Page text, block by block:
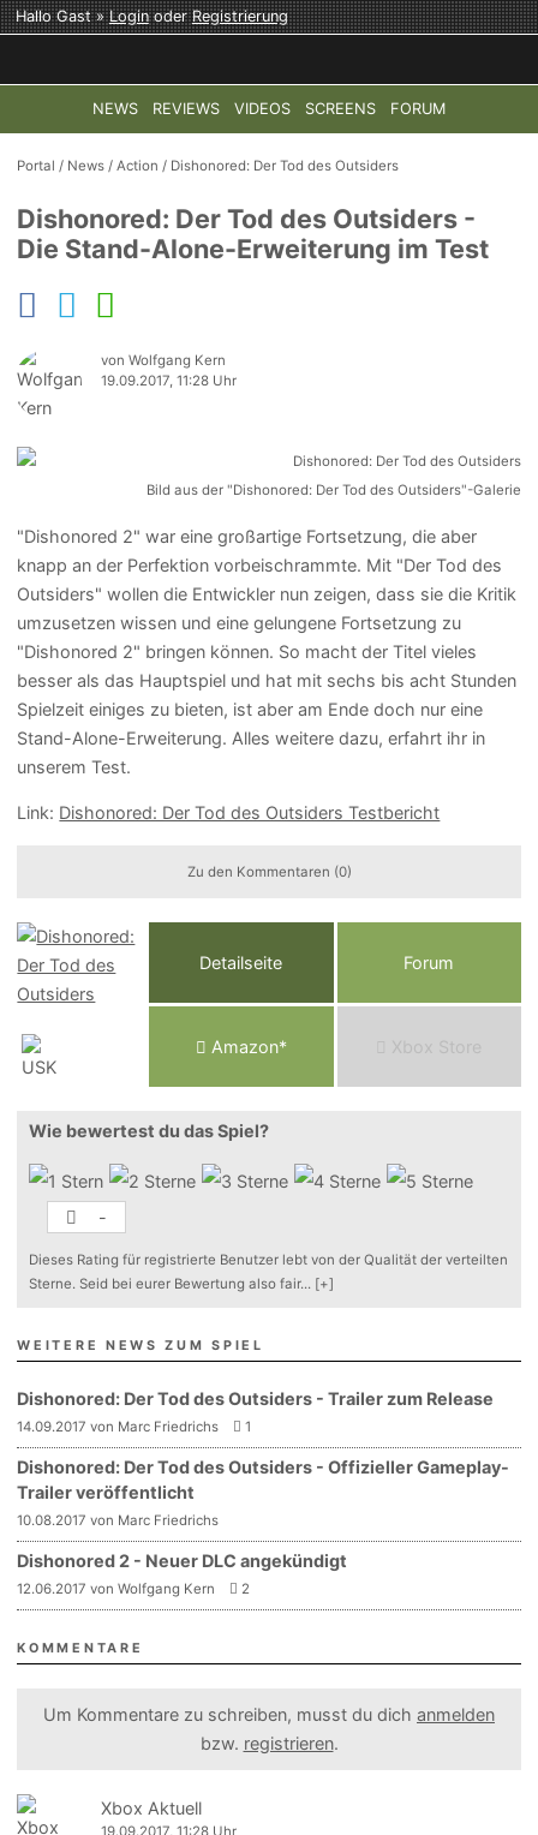
Hallo Gast »LoginoderRegistrierung
NEWS REVIEWS VIDEOS SCREENS FORUM
TOP-THEMEN: COD: MODERN WARFARE 4 HALO:
Portal / News /Action / Dishonored: Der Tod des Outsiders
Dishonored: Der Tod des Outsiders -
Die Stand-Alone-Erweiterung im Test
von Wolfgang Kern
19.09.2017, 11:28 Uhr
Bild aus der "Dishonored: Der Tod des Outsiders"-Galerie
"Dishonored 2" war eine großartige Fortsetzung, die aber
knapp an der Perfektion vorbeischrammte. Mit "Der Tod des
Outsiders" wollen die Entwickler nun zeigen, dass sie die Kritik
umzusetzen wissen und eine gelungene Fortsetzung zu
"Dishonored 2" bringen können. So macht der Titel vieles
besser als das Hauptspiel und hat mit sechs bis acht Stunden
Spielzeit einiges zu bieten, ist aber am Ende doch nur eine
Stand-Alone-Erweiterung. Alles weitere dazu, erfahrt ihr in
unserem Test.
Link: Dishonored: Der Tod des Outsiders Testbericht
Zu den Kommentaren (0)
Detailseite Forum
Amazon* Xbox Store
Wie bewertest du das Spiel?
-
Dieses Rating für registrierte Benutzer lebt von der Qualität der verteilten
Sterne. Seid bei eurer Bewertung also fair... [+]
WEITERE NEWS ZUM SPIEL
Dishonored: Der Tod des Outsiders - Trailer zum Release
14.09.2017 von Marc Friedrichs 1
Dishonored: Der Tod des Outsiders - Offizieller Gameplay-
Trailer veröffentlicht
10.08.2017 von Marc Friedrichs
Dishonored 2 - Neuer DLC angekündigt
12.06.2017 von Wolfgang Kern 2
KOMMENTARE
Um Kommentare zu schreiben, musst du dich anmelden
bzw. registrieren.
Xbox Aktuell
19.09.2017, 11:28 Uhr